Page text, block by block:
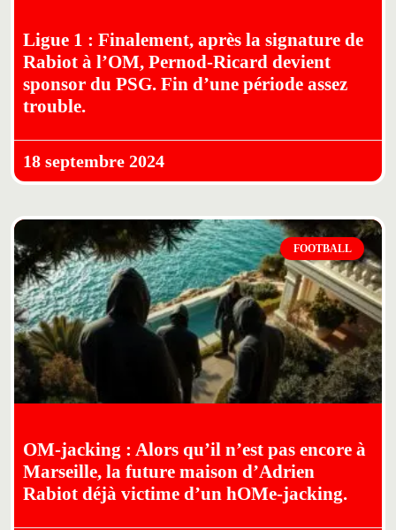
Ligue 1 : Finalement, après la signature de
Rabiot à l’OM, Pernod-Ricard devient
sponsor du PSG. Fin d’une période assez
trouble.
18 septembre 2024
FOOTBALL
OM-jacking : Alors qu’il n’est pas encore à
Marseille, la future maison d’Adrien
Rabiot déjà victime d’un hOMe-jacking.